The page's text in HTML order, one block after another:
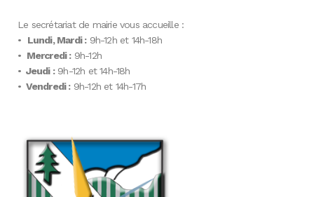
Le secrétariat de mairie vous accueille :
• Lundi, Mardi :9h-12h et 14h-18h
• Mercredi :9h-12h
• Jeudi :9h-12h et 14h-18h
• Vendredi :9h-12h et 14h-17h